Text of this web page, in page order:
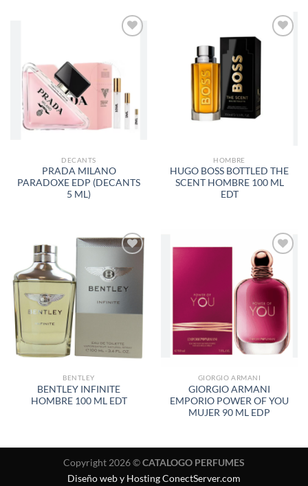
LISTA
DESEOS
DECANTS
PRADA MILANO
PARADOXE EDP (DECANTS
5 ML)
DESEOS
HOMBRE
HUGO BOSS BOTTLED THE
SCENT HOMBRE 100 ML
EDT
AÑADIR
A LA
LISTA
DE
DESEOS
BENTLEY
BENTLEY INFINITE
HOMBRE 100 ML EDT
AÑADIR
A LA
LISTA
DE
DESEOS
GIORGIO ARMANI
GIORGIO ARMANI
EMPORIO POWER OF YOU
MUJER 90 ML EDP
Copyright 2026 ©CATALOGO PERFUMES
Diseño web y Hosting ConectServer.com